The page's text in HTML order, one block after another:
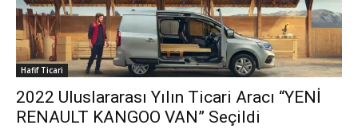
Hafif Ticari
2022 Uluslararası Yılın Ticari Aracı “YENİ
RENAULT KANGOO VAN” Seçildi